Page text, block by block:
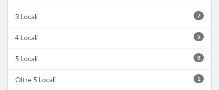
7
3 Locali
5
4 Locali
3
5 Locali
1
Oltre 5 Locali